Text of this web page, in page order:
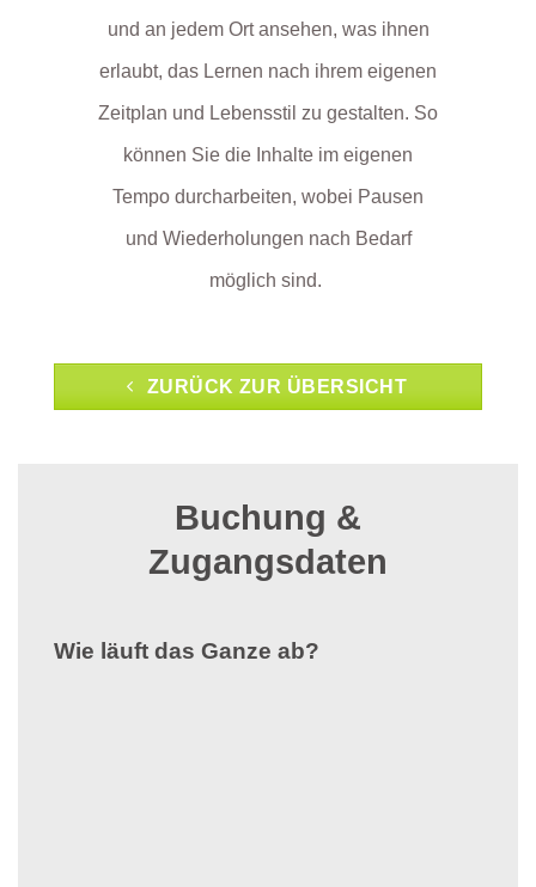
und an jedem Ort ansehen, was ihnen
erlaubt, das Lernen nach ihrem eigenen
Zeitplan und Lebensstil zu gestalten. So
können Sie die Inhalte im eigenen
Tempo durcharbeiten, wobei Pausen
und Wiederholungen nach Bedarf
möglich sind.
ZURÜCK ZUR ÜBERSICHT
Buchung &
Zugangsdaten
Wie läuft das Ganze ab?